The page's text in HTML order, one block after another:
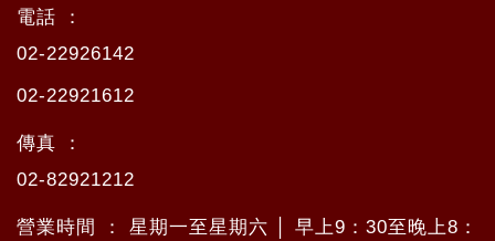
電話 ：
02-22926142
02-22921612
傳真 ：
02-82921212
營業時間 ： 星期一至星期六 │ 早上9：30至晚上8：